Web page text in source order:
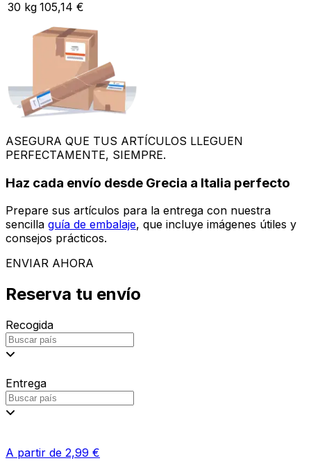
ASEGURA QUE TUS ARTÍCULOS LLEGUEN
PERFECTAMENTE, SIEMPRE.
Haz cada envío desde Grecia a Italia perfecto
Prepare sus artículos para la entrega con nuestra
sencillaguía de embalaje
ENVIAR AHORA
Reserva tu envío